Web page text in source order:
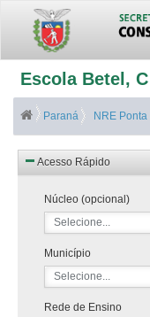
Escola Betel,
Paraná NRE Ponta
Acesso Rápido
Núcleo (opcional)
Selecione...
Município
Selecione...
Rede de Ensino